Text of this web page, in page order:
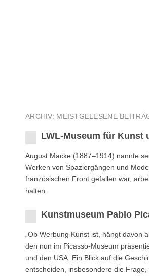
ARCHIV: MEISTGELESENE
LWL-Museum für Kunst
August Macke (1887–1914) nannte
Werken von Spaziergängen und
französischen Front gefallen war,
halten.
Kunstmuseum Pablo
„Ob Werbung Kunst ist, hängt davon
den nun im Picasso-Museum
und den USA. Ein Blick auf die
entscheiden, insbesondere die